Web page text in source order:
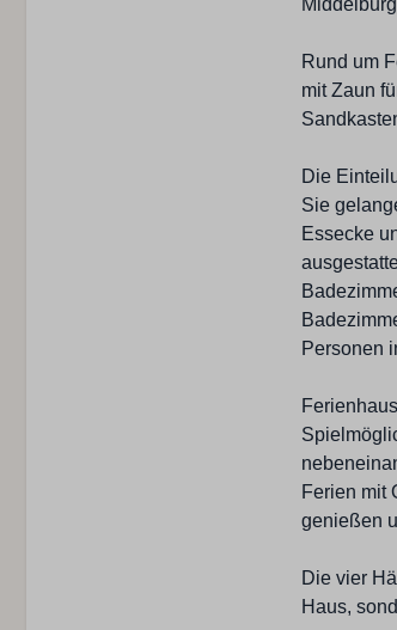
Park
Rund um
mit Zaun
Die
Sie
Essecke
Personen
Ferien mit
genießen
Die vier
Haus,